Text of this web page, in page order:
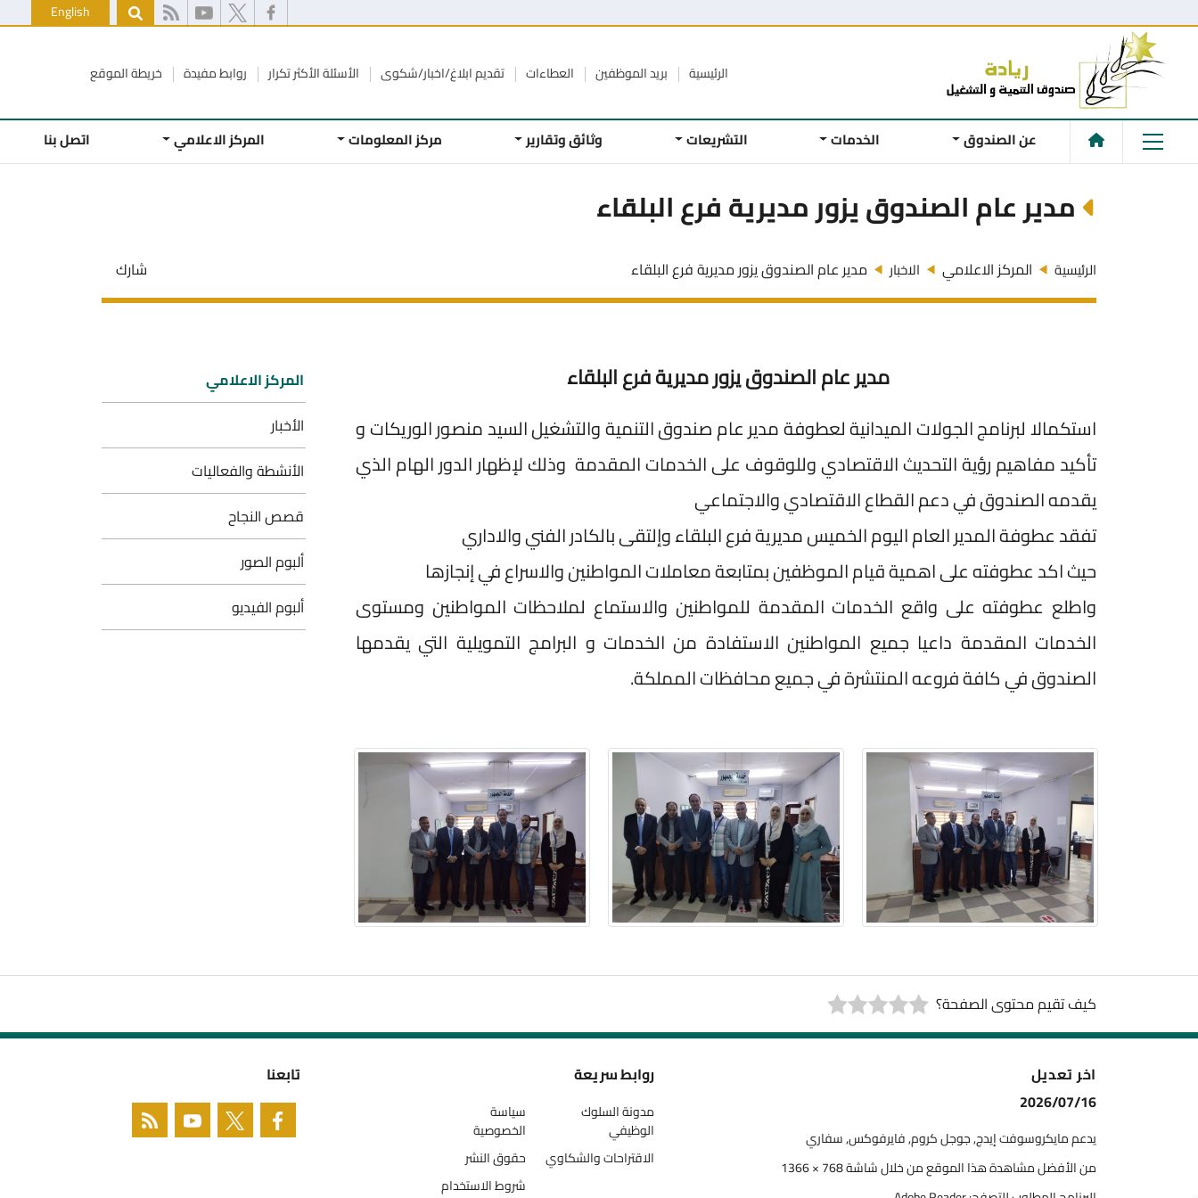
English
الرئيسية بريد الموظفين العطاءات تقديم ابلاغ/اخبار/شكوى الأسئلة الأكثر تكرار روابط مفيدة خريطة الموقع
عن الصندوق الخدمات التشريعات وثائق وتقارير مركز المعلومات المركز الاعلامي اتصل بنا
مدير عام الصندوق يزور مديرية فرع البلقاء
الرئيسية المركز الاعلامي الاخبار مدير عام الصندوق يزور مديرية فرع البلقاء شارك
مدير عام الصندوق يزور مديرية فرع البلقاء
استكمالا لبرنامج الجولات الميدانية لعطوفة مدير عام صندوق التنمية والتشغيل السيد منصور الوريكات و
تأكيد مفاهيم رؤية التحديث الاقتصادي وللوقوف على الخدمات المقدمة وذلك لإظهار الدور الهام الذي
يقدمه الصندوق في دعم القطاع الاقتصادي والاجتماعي
تفقد عطوفة المدير العام اليوم الخميس مديرية فرع البلقاء وإلتقى بالكادر الفني والاداري
حيث اكد عطوفته على اهمية قيام الموظفين بمتابعة معاملات المواطنين والاسراع في إنجازها
واطلع عطوفته على واقع الخدمات المقدمة للمواطنين والاستماع لملاحظات المواطنين ومستوى
الخدمات المقدمة داعيا جميع المواطنين الاستفادة من الخدمات و البرامج التمويلية التي يقدمها
الصندوق في كافة فروعه المنتشرة في جميع محافظات المملكة.
المركز الاعلامي
الأخبار
الأنشطة والفعاليات
قصص النجاح
ألبوم الصور
ألبوم الفيديو
كيف تقيم محتوى الصفحة؟
اخر تعديل
2026/07/16
يدعم مايكروسوفت إيدج, جوجل كروم, فايرفوكس, سفاري
من الأفضل مشاهدة هذا الموقع من خلال شاشة 768 × 1366
روابط سريعة
مدونة السلوك
الوظيفي
الاقتراحات والشكاوي
سياسة
الخصوصية
حقوق النشر
شروط الاستخدام
تابعنا